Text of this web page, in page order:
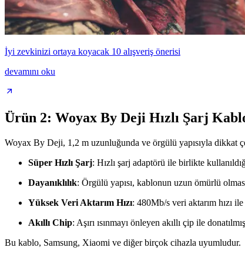
İyi zevkinizi ortaya koyacak 10 alışveriş önerisi
devamını oku
Ürün 2: Woyax By Deji Hızlı Şarj
Woyax By Deji, 1,2 m uzunluğunda ve örgülü yapısıyla
Süper Hızlı Şarj: Hızlı şarj adaptörü ile birlikte
Dayanıklılık: Örgülü yapısı, kablonun uzun ömürlü
Yüksek Veri Aktarım Hızı: 480Mb/s veri aktarım hızı
Akıllı Chip: Aşırı ısınmayı önleyen akıllı çip ile
Bu kablo, Samsung, Xiaomi ve diğer birçok cihazla uyumludur.